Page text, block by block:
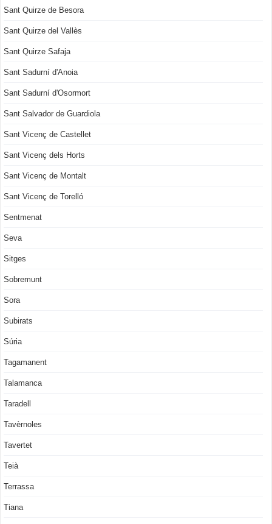
Sant Quirze de Besora
Sant Quirze del Vallès
Sant Quirze Safaja
Sant Sadurní d'Anoia
Sant Sadurní d'Osormort
Sant Salvador de Guardiola
Sant Vicenç de Castellet
Sant Vicenç dels Horts
Sant Vicenç de Montalt
Sant Vicenç de Torelló
Sentmenat
Seva
Sitges
Sobremunt
Sora
Subirats
Súria
Tagamanent
Talamanca
Taradell
Tavèrnoles
Tavertet
Teià
Terrassa
Tiana